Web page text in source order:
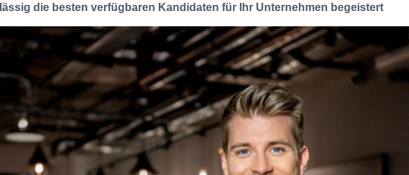
die besten verfügbaren Kandidaten für Ihr Unternehmen begeistert